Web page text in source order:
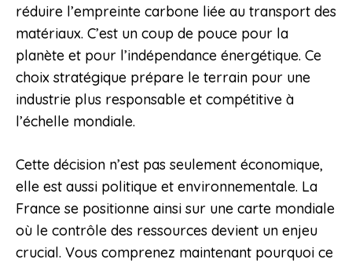
réduire l’empreinte carbone liée au transport des
matériaux. C’est un coup de pouce pour la
planète et pour l’indépendance énergétique. Ce
choix stratégique prépare le terrain pour une
industrie plus responsable et compétitive à
l’échelle mondiale.
Cette décision n’est pas seulement économique,
elle est aussi politique et environnementale. La
France se positionne ainsi sur une carte mondiale
où le contrôle des ressources devient un enjeu
crucial. Vous comprenez maintenant pourquoi ce